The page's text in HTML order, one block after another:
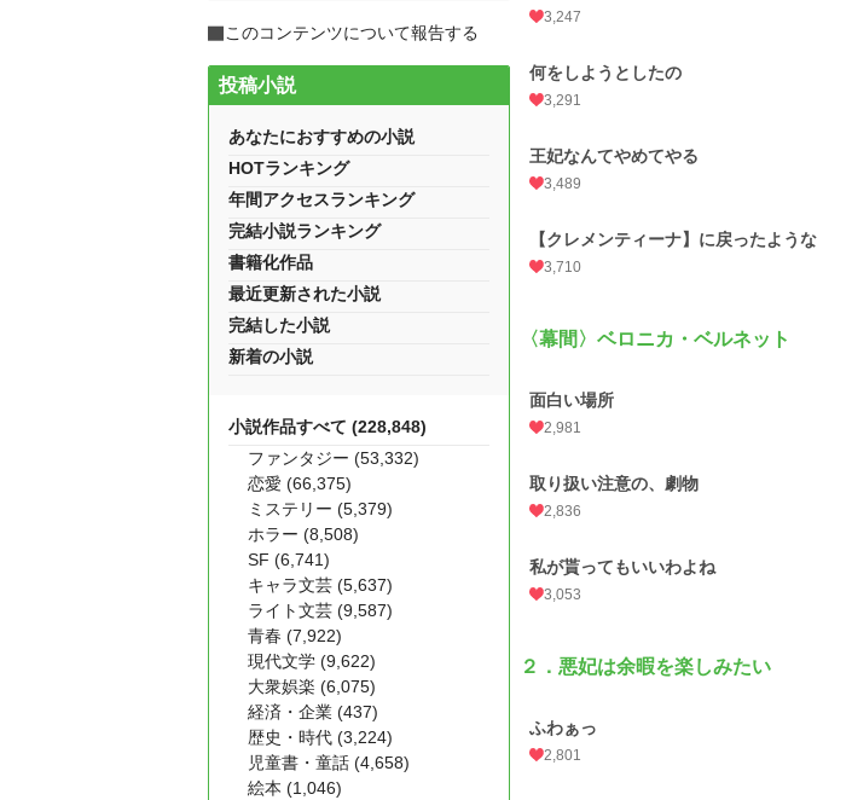
3,247
何をしようとしたの
3,291
王妃なんてやめてやる
3,489
【クレメンティーナ】に戻ったような
3,710
〈幕間〉ベロニカ・ベルネット
面白い場所
2,981
取り扱い注意の、劇物
2,836
私が貰ってもいいわよね
3,053
２．悪妃は余暇を楽しみたい
ふわぁっ
2,801
このコンテンツについて報告する
投稿小説
あなたにおすすめの小説
HOTランキング
年間アクセスランキング
完結小説ランキング
書籍化作品
最近更新された小説
完結した小説
新着の小説
小説作品すべて (228,848)
ファンタジー (53,332)
恋愛 (66,375)
ミステリー (5,379)
ホラー (8,508)
SF (6,741)
キャラ文芸 (5,637)
ライト文芸 (9,587)
青春 (7,922)
現代文学 (9,622)
大衆娯楽 (6,075)
経済・企業 (437)
歴史・時代 (3,224)
児童書・童話 (4,658)
絵本 (1,046)